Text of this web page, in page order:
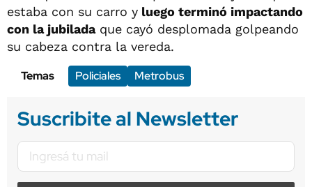
estaba con su carro y luego terminó impactando
con la jubiladaque cayó desplomada golpeando
su cabeza contra la vereda.
Temas
Policiales Metrobus
Suscribite al Newsletter